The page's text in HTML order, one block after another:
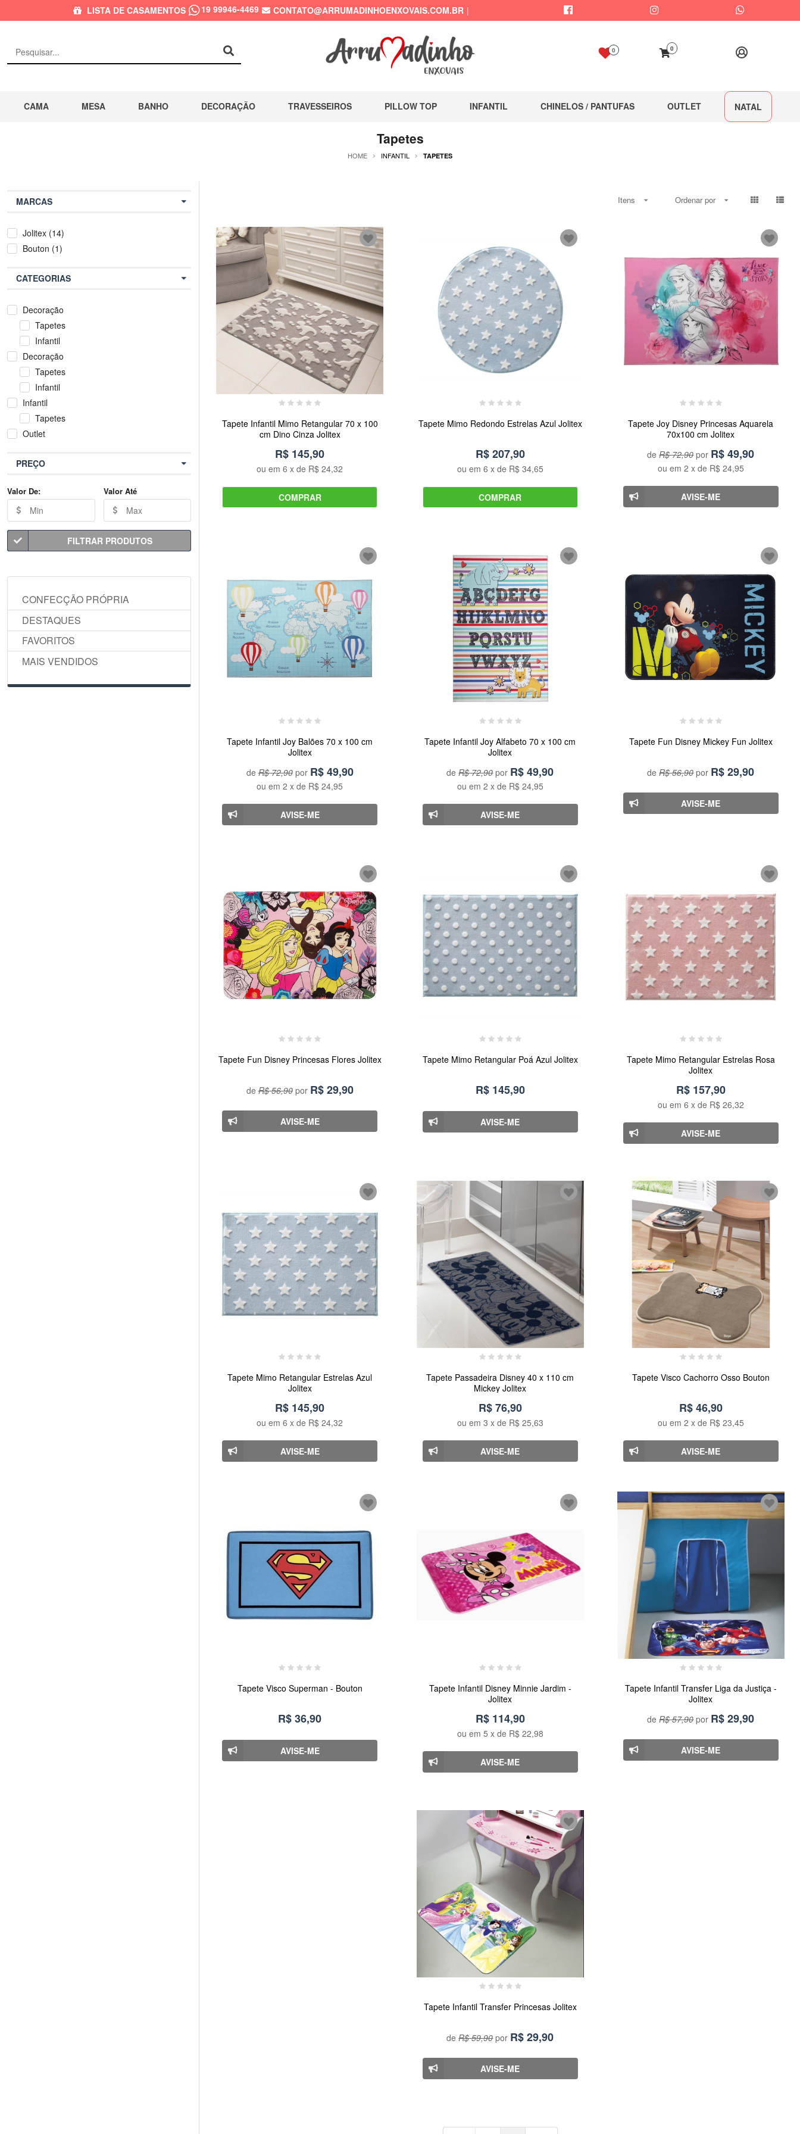
LISTA DE CASAMENTOS 19 99946-4469 CONTATO@ARRUMADINHOENXOVAIS.COM.BR
0 0
CAMA MESA BANHO DECORAÇÃO TRAVESSEIROS PILLOW TOP INFANTIL CHINELOS / PANTUFAS OUTLET NATAL
Tapetes
HOME INFANTIL TAPETES
MARCAS
Jolitex (14)
Bouton (1)
CATEGORIAS
Decoração
Tapetes
Infantil
Decoração
Tapetes
Infantil
Infantil
Tapetes
Outlet
PREÇO
Valor De: Valor Até
FILTRAR PRODUTOS
CONFECÇÃO PRÓPRIA
DESTAQUES
FAVORITOS
MAIS VENDIDOS
Itens Ordenar por
Tapete Infantil Mimo Retangular 70 x 100
cm Dino Cinza Jolitex
R$ 145,90
ou em 6 x de R$ 24,32
COMPRAR
Tapete Mimo Redondo Estrelas Azul Jolitex
R$ 207,90
ou em 6 x de R$ 34,65
COMPRAR
Tapete Joy Disney Princesas Aquarela
70x100 cm Jolitex
deR$ 72,90por R$49,90
ou em 2 x de R$ 24,95
AVISE-ME
Tapete Infantil Joy Balões 70 x 100 cm
Jolitex
deR$ 72,90por R$49,90
ou em 2 x de R$ 24,95
AVISE-ME
Tapete Infantil Joy Alfabeto 70 x 100 cm
Jolitex
deR$ 72,90por R$49,90
ou em 2 x de R$ 24,95
AVISE-ME
Tapete Fun Disney Mickey Fun Jolitex
deR$ 56,90por R$29,90
AVISE-ME
Tapete Fun Disney Princesas Flores Jolitex
deR$ 56,90por R$29,90
AVISE-ME
Tapete Mimo Retangular Poá Azul Jolitex
R$ 145,90
AVISE-ME
Tapete Mimo Retangular Estrelas Rosa
Jolitex
R$ 157,90
ou em 6 x de R$ 26,32
AVISE-ME
Tapete Mimo Retangular Estrelas Azul
Jolitex
R$ 145,90
ou em 6 x de R$ 24,32
AVISE-ME
Tapete Passadeira Disney 40 x 110 cm
Mickey Jolitex
R$ 76,90
ou em 3 x de R$ 25,63
AVISE-ME
Tapete Visco Cachorro Osso Bouton
R$ 46,90
ou em 2 x de R$ 23,45
AVISE-ME
Tapete Visco Superman - Bouton
R$ 36,90
AVISE-ME
Tapete Infantil Disney Minnie Jardim -
Jolitex
R$ 114,90
ou em 5 x de R$ 22,98
AVISE-ME
Tapete Infantil Transfer Liga da Justiça -
Jolitex
deR$ 57,90por R$29,90
AVISE-ME
Tapete Infantil Transfer Princesas Jolitex
deR$ 59,90por R$29,90
AVISE-ME